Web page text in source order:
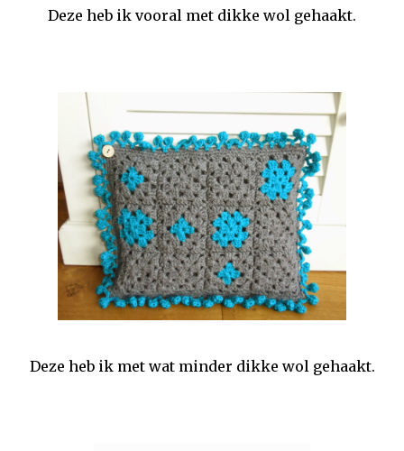
Deze heb ik vooral met dikke wol gehaakt.
Deze heb ik met wat minder dikke wol gehaakt.